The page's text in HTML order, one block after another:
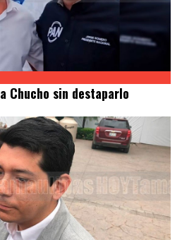
Chucho sin destaparlo